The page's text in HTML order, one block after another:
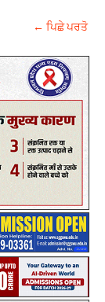
← ਪਿਛੇ ਪਰਤੋ